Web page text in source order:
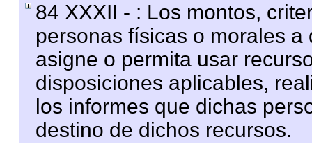
84 XXXII - : Los montos,
personas físicas o morales
asigne o permita usar
disposiciones aplicables,
los informes que dichas
destino de dichos recursos.